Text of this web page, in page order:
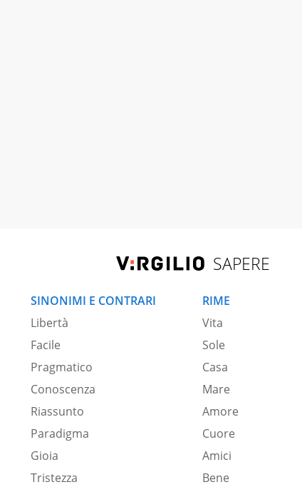
SAPERE
SINONIMI E CONTRARI
Libertà
Facile
Pragmatico
Conoscenza
Riassunto
Paradigma
Gioia
Tristezza
RIME
Vita
Sole
Casa
Mare
Amore
Cuore
Amici
Bene